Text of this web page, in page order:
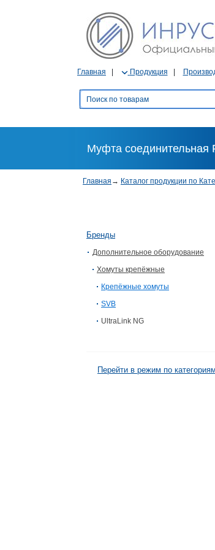
Главная Продукция
Муфта соединительная
Главная → Каталог продукции по
Бренды
Дополнительное оборудование
Хомуты крепёжные
Крепёжные хомуты
SVB
UltraLink NG
Перейти в режим по категориям